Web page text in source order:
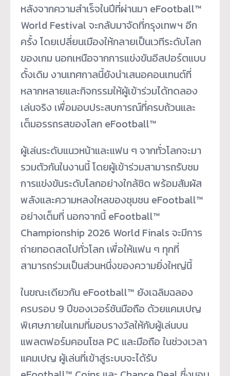
หลังจากความสำเร็จในปีที่ผ่านมา eFootball™
World Festival จะกลับมาจัดที่กรุงเทพฯ อีก
ครั้ง โดยเปลี่ยนเมืองให้กลายเป็นเวทีระดับโลก
ของเกม นอกเหนือจากการแข่งขันอีสปอร์ตแบบ
ดั้งเดิม งานเทศกาลนี้ยังนำเสนอคอนเทนต์ที่
หลากหลายและกิจกรรมให้ผู้เข้าร่วมได้ทดลอง
เล่นจริง เพื่อมอบประสบการณ์ที่ครบถ้วนและ
เต็มอรรถรสของโลก eFootball™
ผู้เล่นระดับแนวหน้าและแฟน ๆ จากทั่วโลกจะมา
รวมตัวกันในงานนี้ โดยผู้เข้าร่วมสามารถรับชม
การแข่งขันระดับโลกอย่างใกล้ชิด พร้อมสัมผัส
พลังและความหลงใหลของชุมชน eFootball™
อย่างเต็มที่ นอกจากนี้ eFootball™
Championship 2026 World Finals จะมีการ
ถ่ายทอดสดไปทั่วโลก เพื่อให้แฟน ๆ ทุกที่
สามารถร่วมเป็นส่วนหนึ่งของความยิ่งใหญ่นี้
ในขณะเดียวกัน eFootball™ ยังเฉลิมฉลอง
ครบรอบ 9 ปีของเวอร์ชันมือถือ ด้วยแคมเปญ
พิเศษภายในเกมที่มอบรางวัลให้กับผู้เล่นบน
แพลตฟอร์มคอนโซล PC และมือถือ ในช่วงเวลา
แคมเปญ ผู้เล่นที่เข้าสู่ระบบจะได้รับ